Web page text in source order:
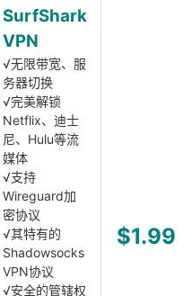
SurfShark
VPN
√无限带宽、服
务器切换
√完美解锁
Netflix、迪士
尼、Hulu等流
媒体
√支持
Wireguard加
密协议
√其特有的
Shadowsocks
VPN协议
√安全的管辖权
$1.99